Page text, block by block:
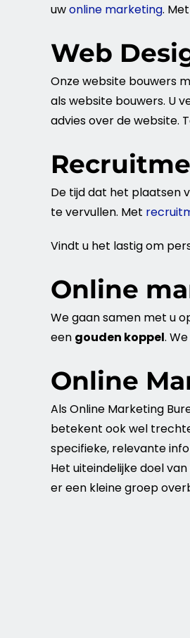
uwonline marketing.
Web
Onzewebsitebouwers
alswebsitebouwers. U
advies over dewebsite.
De tijd dat het plaatsen
te vervullen. Met
Vindt u het lastig om
Online
We gaan samen met u
een gouden koppel.
Online
AlsOnline Marketing
betekent ook wel
specifieke, relevante
Het uiteindelijke doel
er een kleine groep